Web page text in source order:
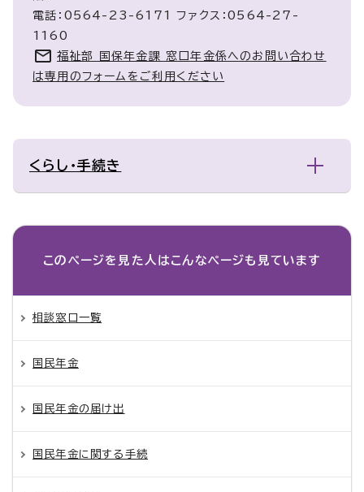
電話：0564-23-6171 ファクス：0564-27-
1160
福祉部 国保年金課 窓口年金係へのお問い合わせ
は専用のフォームをご利用ください
くらし・手続き
このページを見た人は こんなページも見ています
相談窓口一覧
国民年金
国民年金の届け出
国民年金に関する手続